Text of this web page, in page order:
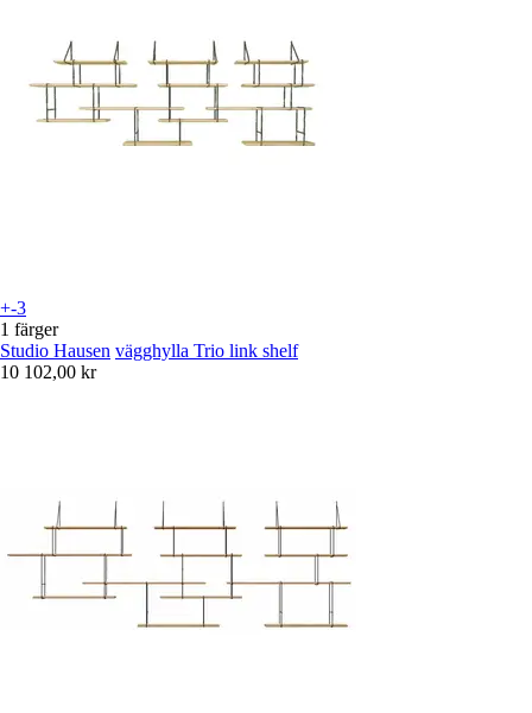
+-3
1 färger
Studio Hausen vägghylla Trio link shelf
10 102,00 kr